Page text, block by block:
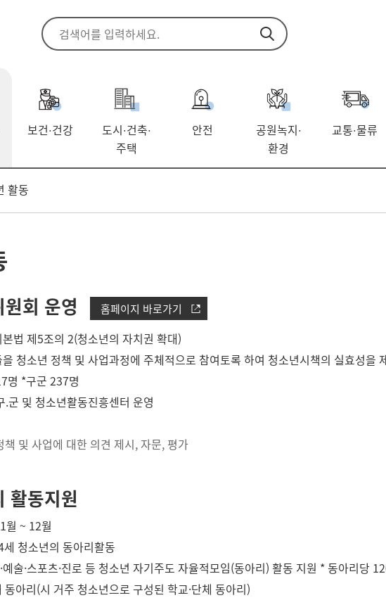
보건·건강 도시·건축·
주택
안전 공원녹지·
환경
교통·물류
활동
회 운영 홈페이지 바로가기
법 제5조의 2(청소년의 자치권 확대)
청소년 정책 및 사업과정에 주체적으로 참여토록 하여 청소년시책의 실효성을
명 *구군 237명
.군 및 청소년활동진흥센터 운영
책 및 사업에 대한 의견 제시, 자문, 평가
활동지원
월 ~ 12월
청소년의 동아리활동
예술·스포츠·진로 등 청소년 자기주도 자율적모임(동아리) 활동 지원 * 동아리당
아리(시 거주 청소년으로 구성된 학교·단체 동아리)